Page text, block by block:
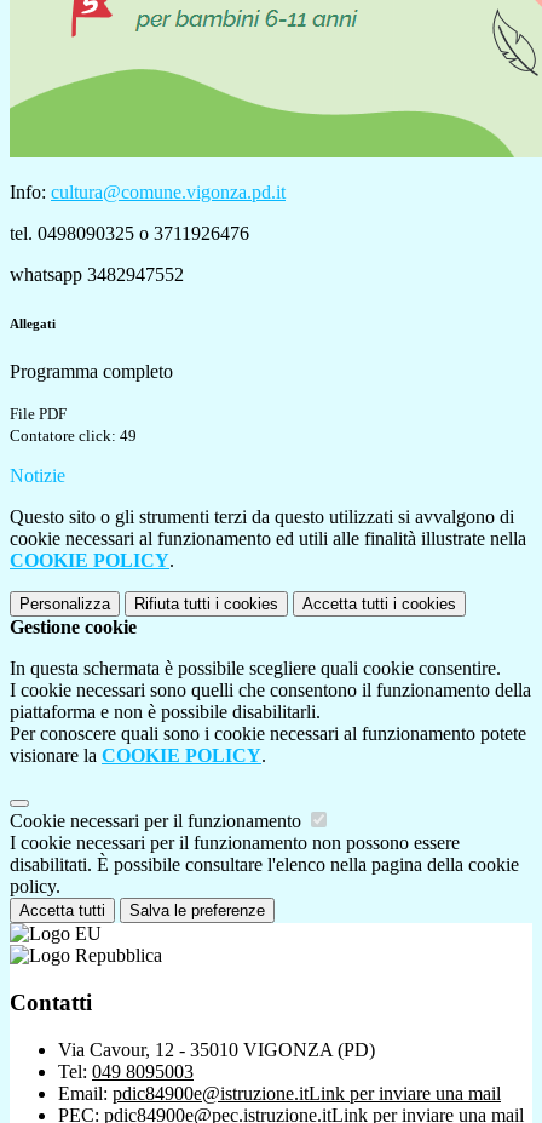
Info: cultura@comune.vigonza.pd.it
tel. 0498090325 o 3711926476
whatsapp 3482947552
Allegati
Programma completo
File PDF
Contatore click: 49
Notizie
Questo sito o gli strumenti terzi da questo utilizzati si avvalgono di
cookie necessari al funzionamento ed utili alle finalità illustrate nella
COOKIE POLICY.
Personalizza Rifiuta tutti i cookies Accetta tutti i cookies
Gestione cookie
In questa schermata è possibile scegliere quali cookie consentire.
I cookie necessari sono quelli che consentono il funzionamento della
piattaforma e non è possibile disabilitarli.
Per conoscere quali sono i cookie necessari al funzionamento potete
visionare la COOKIE POLICY.
Cookie necessari per il funzionamento
I cookie necessari per il funzionamento non possono essere
disabilitati. È possibile consultare l'elenco nella pagina della cookie
policy.
Accetta tutti Salva le preferenze
Contatti
Via Cavour, 12 - 35010 VIGONZA (PD)
Tel: 049 8095003
Email: pdic84900e@istruzione.itLink per inviare una mail
PEC: pdic84900e@pec.istruzione.itLink per inviare una mail